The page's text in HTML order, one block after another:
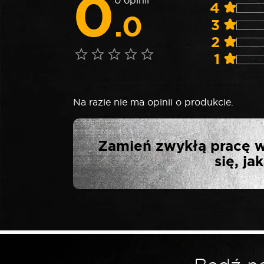
0.0
4
3
2
1
Na razie nie ma opinii o produkcie.
NAPISZ
Zamień zwykłą pracę
się,